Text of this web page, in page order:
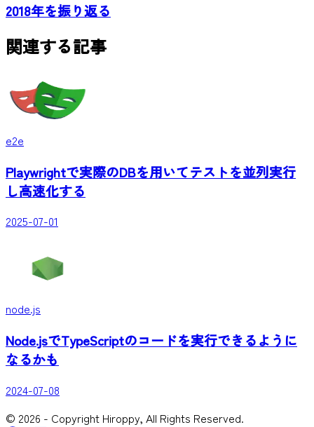
2018年を振り返る
関連する記事
e2e
Playwrightで実際のDBを用いてテストを並列実行
し高速化する
2025-07-01
node.js
Node.jsでTypeScriptのコードを実行できるように
なるかも
2024-07-08
© 2026 - Copyright Hiroppy, All Rights Reserved.